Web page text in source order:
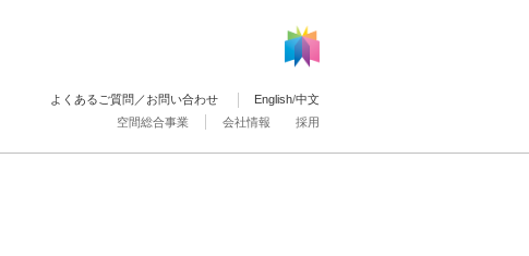
空間総合事業 会社情報 採用
よくあるご質問／お問い合わせ English/中文